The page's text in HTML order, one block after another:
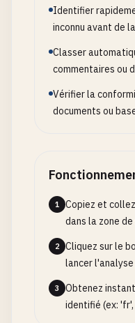
Identifier
inconnu avant de
Classer
commentaires ou
Vérifier la
documents ou
1
Copiez et
dans la zone
2
Cliquez sur le
lancer
3
Obtenez
identifié (ex: